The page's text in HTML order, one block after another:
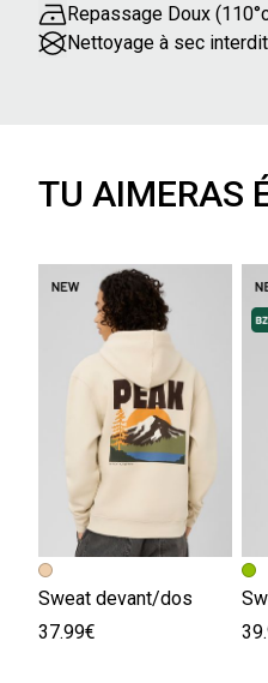
Repassage Doux
Nettoyage à sec interdit
TU AIMERAS
Sweat devant/dos
37.99€